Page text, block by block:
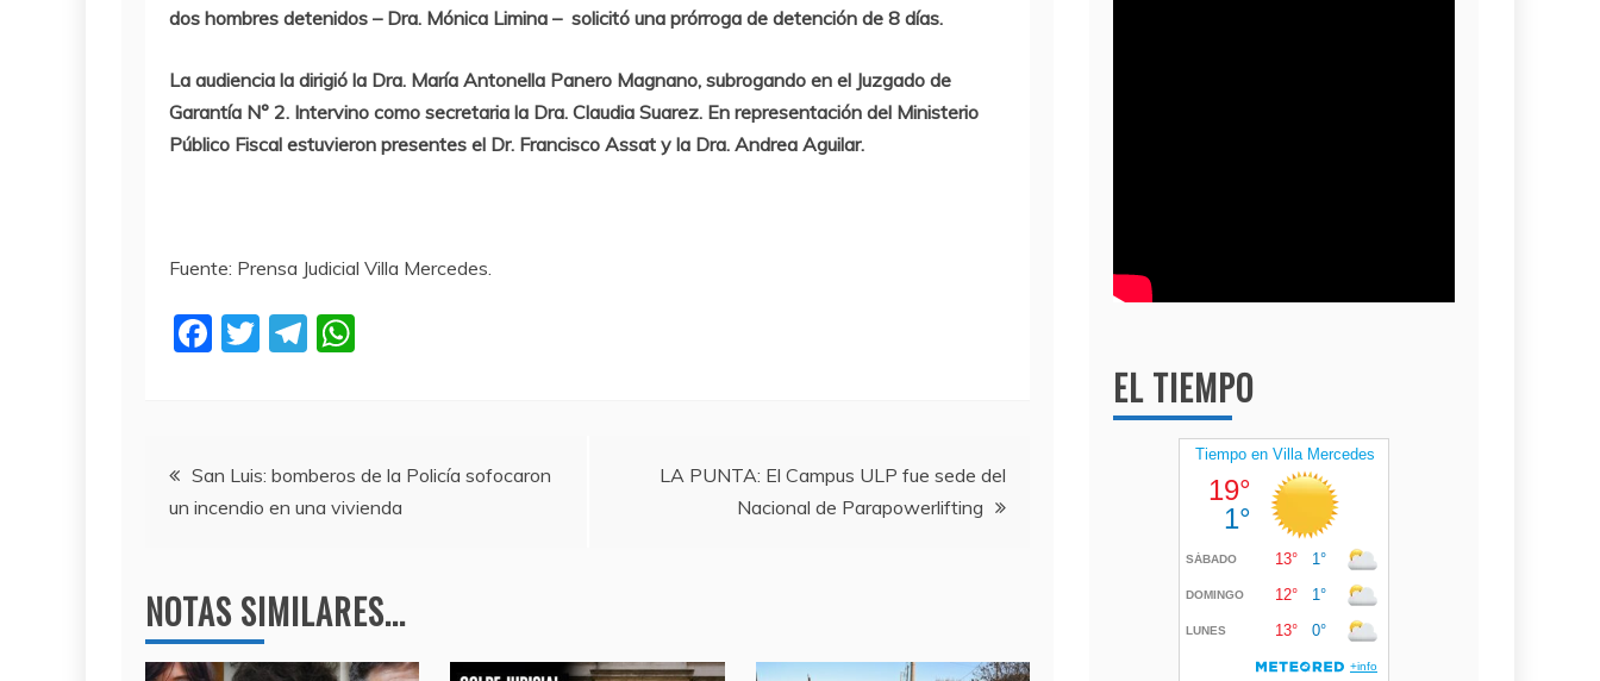
dos hombres detenidos – Dra. Mónica Limina – solicitó una prórroga de detención de 8 días.
La audiencia la dirigió la Dra. María Antonella Panero Magnano, subrogando en el Juzgado de
Garantía N° 2. Intervino como secretaria la Dra. Claudia Suarez. En representación del Ministerio
Público Fiscal estuvieron presentes el Dr. Francisco Assat y la Dra. Andrea Aguilar.
Fuente: Prensa Judicial Villa Mercedes.
F
b
o
k
T
T
a
m
A
p
Navegación
de
entradas
San Luis: bomberos de la Policía sofocaron
un incendio en una vivienda
LA PUNTA: El Campus ULP fue sede del
Nacional de Parapowerlifting
NOTAS SIMILARES...
EL TIEMPO